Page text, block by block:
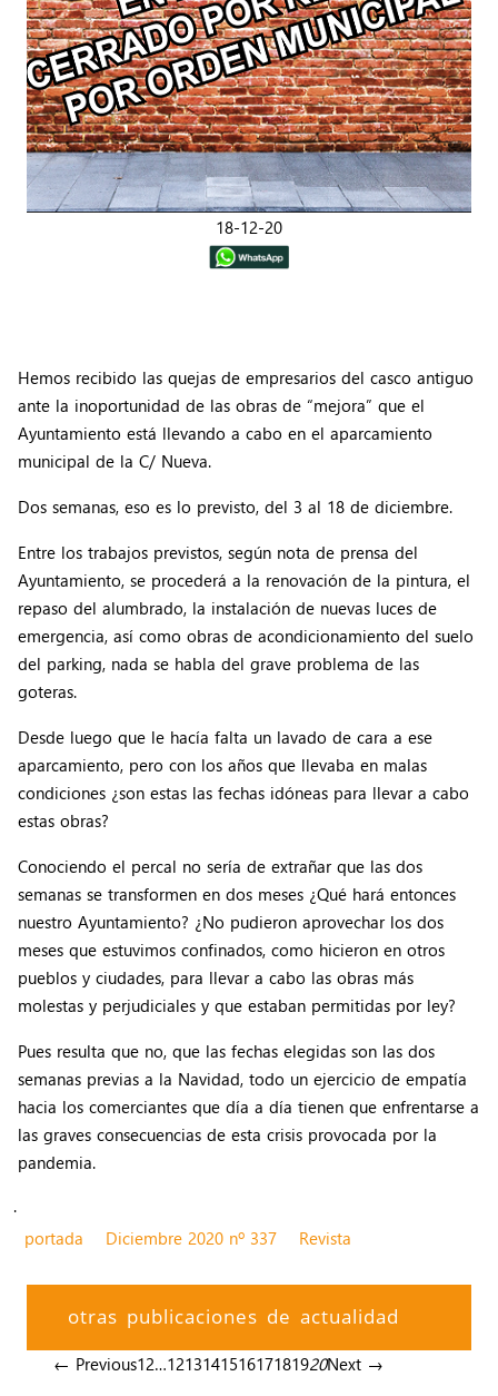
18-12-20
Hemos recibido las quejas de empresarios del casco antiguo
ante la inoportunidad de las obras de “mejora” que el
Ayuntamiento está llevando a cabo en el aparcamiento
municipal de la C/ Nueva.
Dos semanas, eso es lo previsto, del 3 al 18 de diciembre.
Entre los trabajos previstos, según nota de prensa del
Ayuntamiento, se procederá a la renovación de la pintura, el
repaso del alumbrado, la instalación de nuevas luces de
emergencia, así como obras de acondicionamiento del suelo
del parking, nada se habla del grave problema de las
goteras.
Desde luego que le hacía falta un lavado de cara a ese
aparcamiento, pero con los años que llevaba en malas
condiciones ¿son estas las fechas idóneas para llevar a cabo
estas obras?
Conociendo el percal no sería de extrañar que las dos
semanas se transformen en dos meses ¿Qué hará entonces
nuestro Ayuntamiento? ¿No pudieron aprovechar los dos
meses que estuvimos confinados, como hicieron en otros
pueblos y ciudades, para llevar a cabo las obras más
molestas y perjudiciales y que estaban permitidas por ley?
Pues resulta que no, que las fechas elegidas son las dos
semanas previas a la Navidad, todo un ejercicio de empatía
hacia los comerciantes que día a día tienen que enfrentarse a
las graves consecuencias de esta crisis provocada por la
pandemia.
.
portada
Diciembre 2020 nº 337 Revista
otras publicaciones de actualidad
← Previous12…121314151617181920Next →